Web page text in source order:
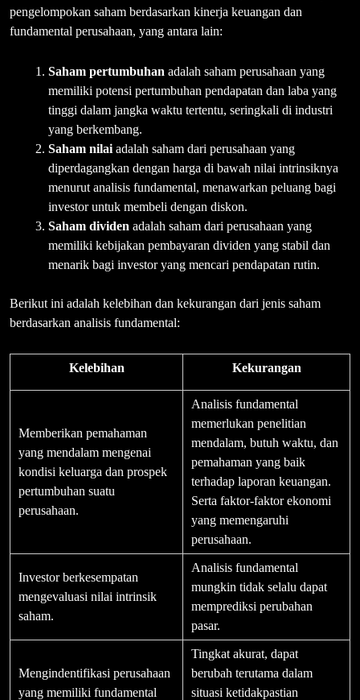
pengelompokan saham berdasarkan kinerja keuangan dan
fundamental perusahaan, yang antara lain:
Saham pertumbuhan adalah saham perusahaan yang
memiliki potensi pertumbuhan pendapatan dan laba yang
tinggi dalam jangka waktu tertentu, seringkali di industri
yang berkembang.
Saham nilai adalah saham dari perusahaan yang
diperdagangkan dengan harga di bawah nilai intrinsiknya
menurut analisis fundamental, menawarkan peluang bagi
investor untuk membeli dengan diskon.
Saham dividen adalah saham dari perusahaan yang
memiliki kebijakan pembayaran dividen yang stabil dan
menarik bagi investor yang mencari pendapatan rutin.
Berikut ini adalah kelebihan dan kekurangan dari jenis saham
berdasarkan analisis fundamental:
Kelebihan Kekurangan
Memberikan pemahaman
yang mendalam mengenai
kondisi keluarga dan prospek
pertumbuhan suatu
perusahaan.
Analisis fundamental
memerlukan penelitian
mendalam, butuh waktu, dan
pemahaman yang baik
terhadap laporan keuangan.
Serta faktor-faktor ekonomi
yang memengaruhi
perusahaan.
Investor berkesempatan
mengevaluasi nilai intrinsik
saham.
Analisis fundamental
mungkin tidak selalu dapat
memprediksi perubahan
pasar.
Mengindentifikasi perusahaan
yang memiliki fundamental
Tingkat akurat, dapat
berubah terutama dalam
situasi ketidakpastian